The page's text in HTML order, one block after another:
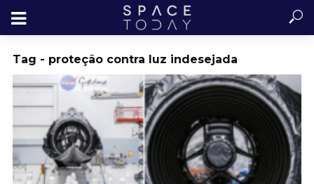
Tag - proteção contra luz indesejada